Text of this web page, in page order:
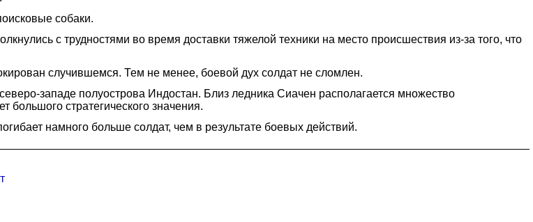
собаки.
с трудностями во время доставки тяжелой техники на место происшествия из-за того, что
случившемся. Тем не менее, боевой дух солдат не сломлен.
западе полуострова Индостан. Близ ледника Сиачен располагается множество
большого стратегического значения.
намного больше солдат, чем в результате боевых действий.